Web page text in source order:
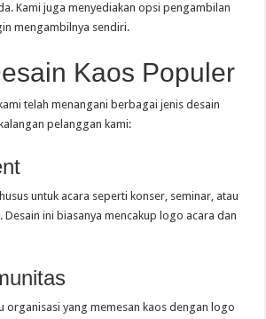
Kami juga menyediakan opsi pengambilan
mengambilnya sendiri.
Kaos Populer
telah menangani berbagai jenis desain
pelanggan kami:
untuk acara seperti konser, seminar, atau
Desain ini biasanya mencakup logo acara dan
organisasi yang memesan kaos dengan logo